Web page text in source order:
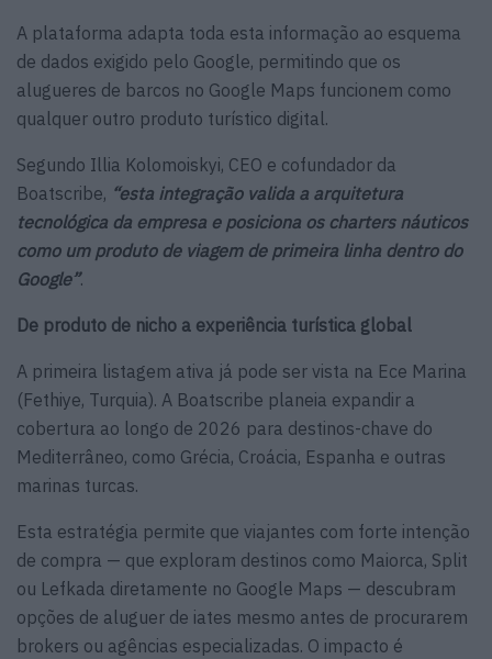
A plataforma adapta toda esta informação ao esquema
de dados exigido pelo Google, permitindo que os
alugueres de barcos no Google Maps funcionem como
qualquer outro produto turístico digital.
Segundo Illia Kolomoiskyi, CEO e cofundador da
Boatscribe, “esta integração valida a arquitetura
tecnológica da empresa e posiciona os charters náuticos
como um produto de viagem de primeira linha dentro do
Google”.
De produto de nicho a experiência turística global
A primeira listagem ativa já pode ser vista na Ece Marina
(Fethiye, Turquia). A Boatscribe planeia expandir a
cobertura ao longo de 2026 para destinos-chave do
Mediterrâneo, como Grécia, Croácia, Espanha e outras
marinas turcas.
Esta estratégia permite que viajantes com forte intenção
de compra — que exploram destinos como Maiorca, Split
ou Lefkada diretamente no Google Maps — descubram
opções de aluguer de iates mesmo antes de procurarem
brokers ou agências especializadas. O impacto é